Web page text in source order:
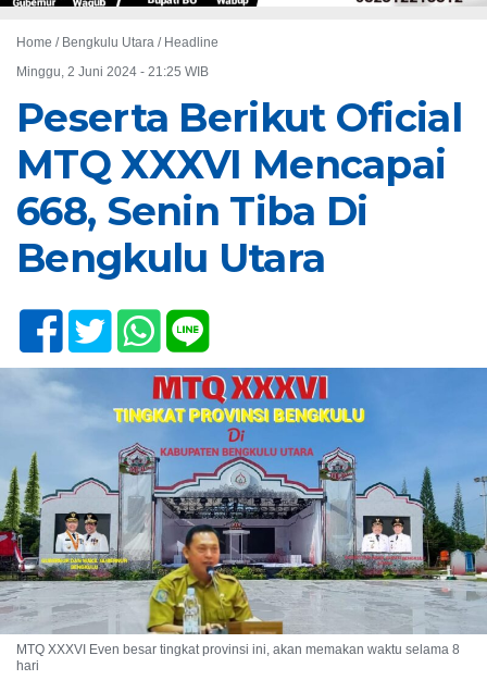
Home / Bengkulu Utara / Headline
Minggu, 2 Juni 2024 - 21:25 WIB
Peserta Berikut Oficial
MTQ XXXVI Mencapai
668, Senin Tiba Di
Bengkulu Utara
MTQ XXXVI Even besar tingkat provinsi ini, akan memakan waktu selama 8
hari